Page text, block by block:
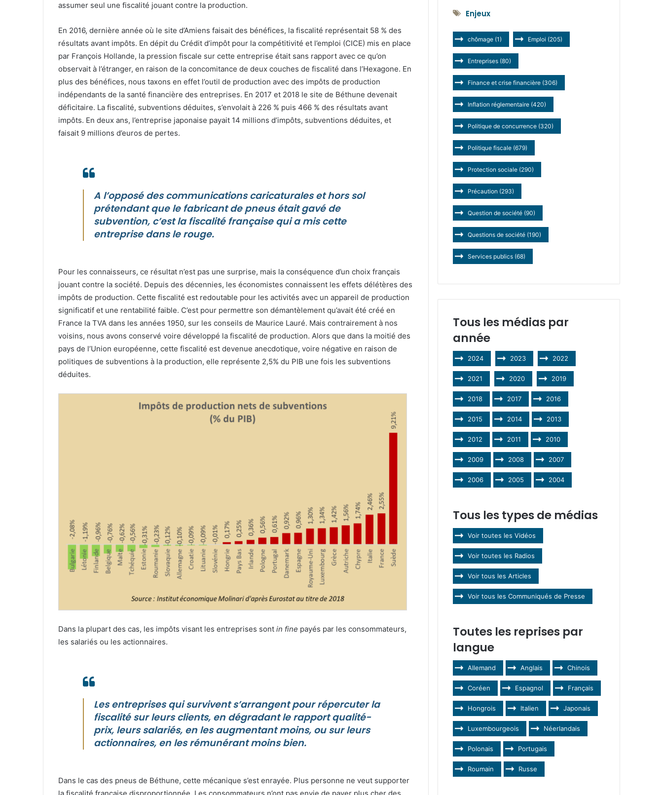
assumer seul une fiscalité jouant contre la production.
En 2016, dernière année où le site d’Amiens faisait des bénéfices, la fiscalité représentait 58 % des
résultats avant impôts. En dépit du Crédit d’impôt pour la compétitivité et l’emploi (CICE) mis en place
par François Hollande, la pression fiscale sur cette entreprise était sans rapport avec ce qu’on
observait à l’étranger, en raison de la concomitance de deux couches de fiscalité dans l’Hexagone. En
plus des bénéfices, nous taxons en effet l’outil de production avec des impôts de production
indépendants de la santé financière des entreprises. En 2017 et 2018 le site de Béthune devenait
déficitaire. La fiscalité, subventions déduites, s’envolait à 226 % puis 466 % des résultats avant
impôts. En deux ans, l’entreprise japonaise payait 14 millions d’impôts, subventions déduites, et
faisait 9 millions d’euros de pertes.
A l’opposé des communications caricaturales et hors sol
prétendant que le fabricant de pneus était gavé de
subvention, c’est la fiscalité française qui a mis cette
entreprise dans le rouge.
Pour les connaisseurs, ce résultat n’est pas une surprise, mais la conséquence d’un choix français
jouant contre la société. Depuis des décennies, les économistes connaissent les effets délétères des
impôts de production. Cette fiscalité est redoutable pour les activités avec un appareil de production
significatif et une rentabilité faible. C’est pour permettre son démantèlement qu’avait été créé en
France la TVA dans les années 1950, sur les conseils de Maurice Lauré. Mais contrairement à nos
voisins, nous avons conservé voire développé la fiscalité de production. Alors que dans la moitié des
pays de l’Union européenne, cette fiscalité est devenue anecdotique, voire négative en raison de
politiques de subventions à la production, elle représente 2,5% du PIB une fois les subventions
déduites.
Dans la plupart des cas, les impôts visant les entreprises sont in fine payés par les consommateurs,
les salariés ou les actionnaires.
Les entreprises qui survivent s’arrangent pour répercuter la
fiscalité sur leurs clients, en dégradant le rapport qualité-
prix, leurs salariés, en les augmentant moins, ou sur leurs
actionnaires, en les rémunérant moins bien.
Dans le cas des pneus de Béthune, cette mécanique s’est enrayée. Plus personne ne veut supporter
Enjeux
chômage (1) Emploi (205)
Entreprises (80)
Finance et crise financière (306)
Inflation réglementaire (420)
Politique de concurrence (320)
Politique fiscale (679)
Protection sociale (290)
Précaution (293)
Question de société (90)
Questions de société (190)
Services publics (68)
Tous les médias par
année
2024 2023 2022
2021 2020 2019
2018 2017 2016
2015 2014 2013
2012 2011 2010
2009 2008 2007
2006 2005 2004
Tous les types de médias
Voir toutes les Vidéos
Voir toutes les Radios
Voir tous les Articles
Voir tous les Communiqués de Presse
Toutes les reprises par
langue
Allemand Anglais Chinois
Coréen Espagnol Français
Hongrois Italien Japonais
Luxembourgeois Néerlandais
Polonais Portugais
Roumain Russe